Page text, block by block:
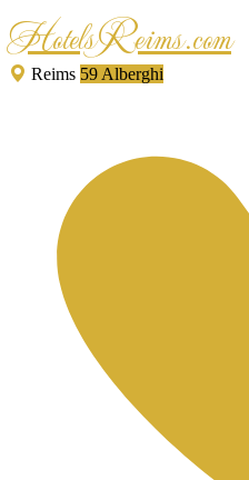
HotelsReims.com
Reims 59 Alberghi